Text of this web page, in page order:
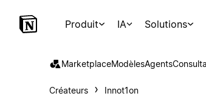
Produit IA Solutions
MarketplaceModèlesAgents
Créateurs Innot1on